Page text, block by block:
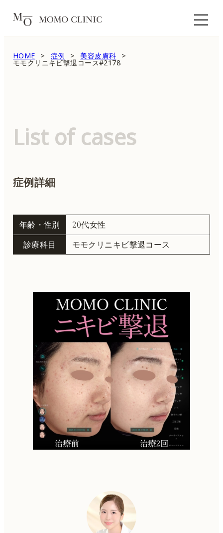
HOME 症例 美容皮膚科
モモクリニキビ撃退コース#2178
List of cases
症例詳細
年齢・性別
20代女性
診療科目
モモクリニキビ撃退コース